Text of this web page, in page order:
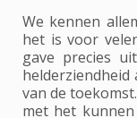
We kennen
het is voor
gave precies
van de
met het